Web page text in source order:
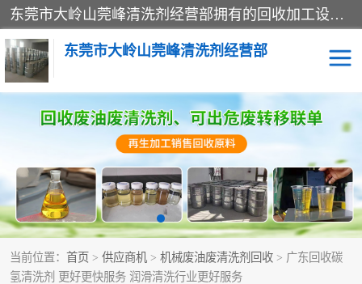
东莞市大岭山莞峰清洗剂经营部拥有的回收加工设备，大量废油回收、废清洗剂回收、废溶剂油回收、机械废油废清洗剂回收、废碳氢回收、碳氢液压油回收、碳氢二氯回收等废清洗剂处理；我们只是提供废旧化工原料的循环使用存放点，执行正规的存放，有正规的回收资质处理。同时我们公司批发零售回收级清洗剂，脱模油再生基础油，质量保证。
东莞市大岭山莞峰清洗剂经营部
当前位置： 首页 > 供应商机 > 机械废油废清洗剂回收 > 广东回收碳
氢清洗剂 更好更快服务 润滑清洗行业更好服务
废清洗剂回收
废溶剂油回收 机械废油废清洗剂回收
废碳氢回收 碳氢液压油回收
碳氢二氯回收 回收废三四氯乙烯